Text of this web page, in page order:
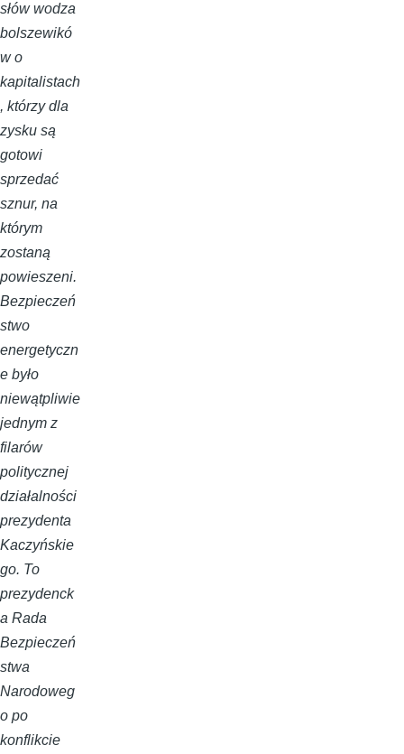
słów wodza
bolszewikó
w o
kapitalistach
, którzy dla
zysku są
gotowi
sprzedać
sznur, na
którym
zostaną
powieszeni.
Bezpieczeń
stwo
energetyczn
e było
niewątpliwie
jednym z
filarów
politycznej
działalności
prezydenta
Kaczyńskie
go. To
prezydenck
a Rada
Bezpieczeń
stwa
Narodoweg
o po
konflikcie